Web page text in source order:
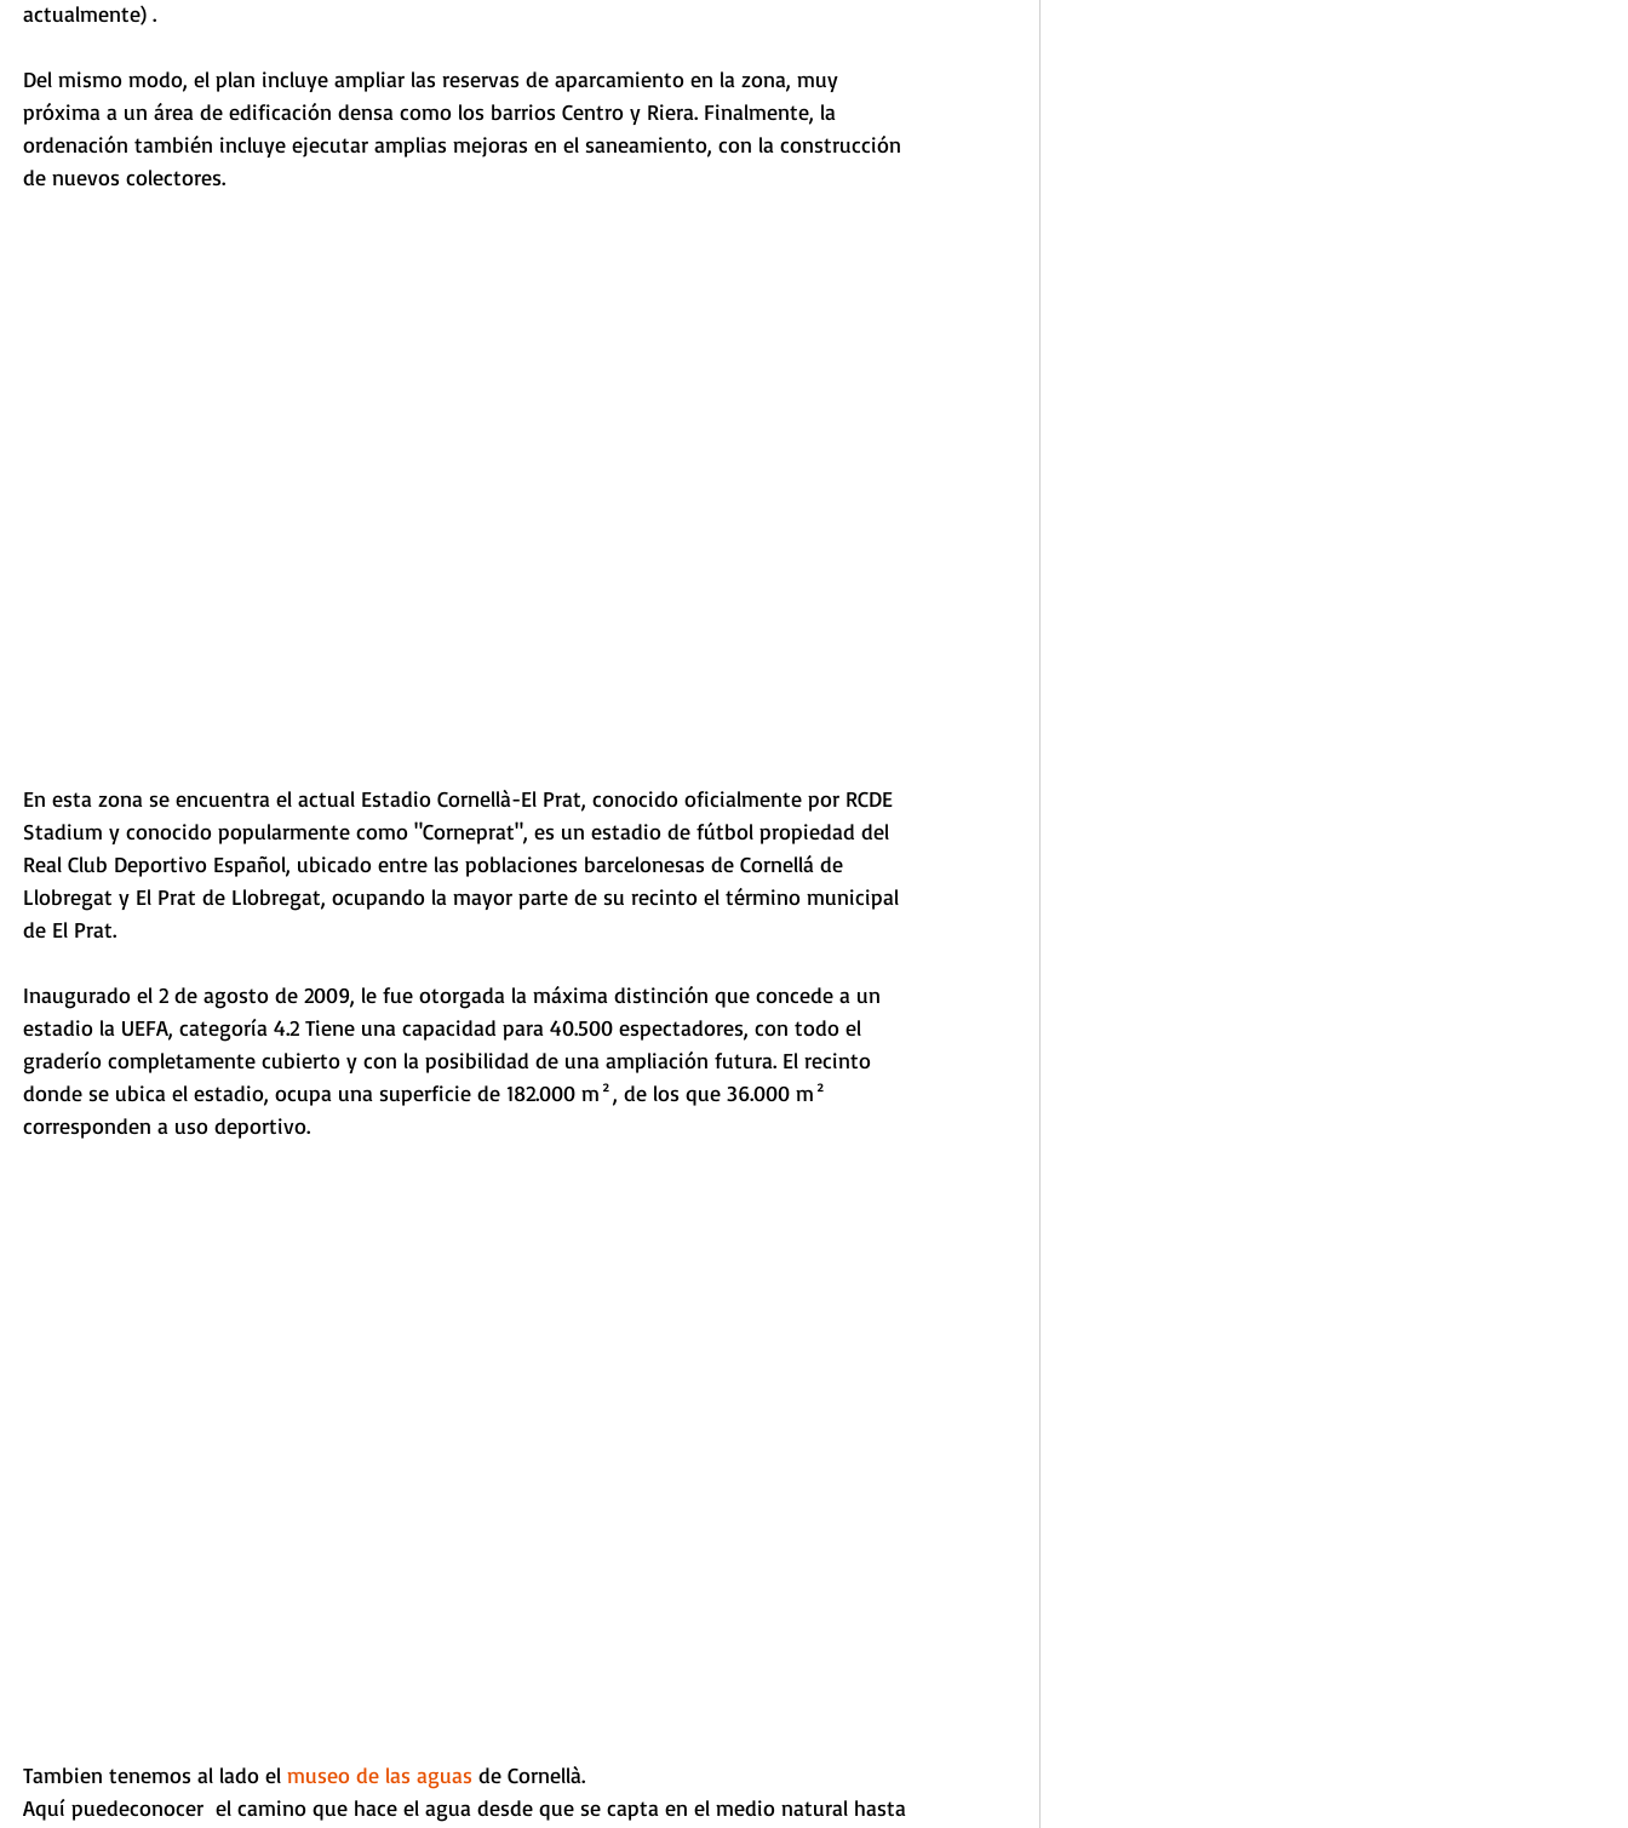
actualmente) .
Del mismo modo, el plan incluye ampliar las reservas de aparcamiento en la zona, muy
próxima a un área de edificación densa como los barrios Centro y Riera. Finalmente, la
ordenación también incluye ejecutar amplias mejoras en el saneamiento, con la construcción
de nuevos colectores.
En esta zona se encuentra el actual Estadio Cornellà-El Prat, conocido oficialmente por RCDE
Stadium y conocido popularmente como "Corneprat", es un estadio de fútbol propiedad del
Real Club Deportivo Español, ubicado entre las poblaciones barcelonesas de Cornellá de
Llobregat y El Prat de Llobregat, ocupando la mayor parte de su recinto el término municipal
de El Prat.
Inaugurado el 2 de agosto de 2009, le fue otorgada la máxima distinción que concede a un
estadio la UEFA, categoría 4.2 Tiene una capacidad para 40.500 espectadores, con todo el
graderío completamente cubierto y con la posibilidad de una ampliación futura. El recinto
donde se ubica el estadio, ocupa una superficie de 182.000 m², de los que 36.000 m²
corresponden a uso deportivo.
Tambien tenemos al lado el museo de las aguas de Cornellà.
Aquí puedeconocer  el camino que hace el agua desde que se capta en el medio natural hasta